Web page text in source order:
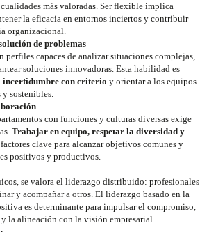
cualidades más valoradas. Ser flexible implica
la eficacia en entornos inciertos y contribuir
organizacional.
de problemas
perfiles capaces de analizar situaciones complejas,
soluciones innovadoras. Esta habilidad es
con criterio y orientar a los equipos
y sostenibles.
con funciones y culturas diversas exige
Trabajar en equipo, respetar la diversidad y
clave para alcanzar objetivos comunes y
positivos y productivos.
se valora el liderazgo distribuido: profesionales
y acompañar a otros. El liderazgo basado en la
es determinante para impulsar el compromiso,
la alineación con la visión empresarial.